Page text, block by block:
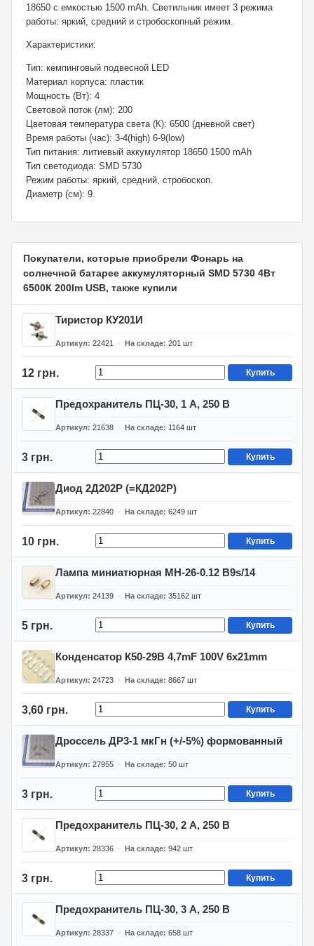
18650 с емкостью 1500 mAh. Светильник имеет 3 режима
работы: яркий, средний и стробоскопный режим.
Характеристики:
Тип: кемпинговый подвесной LED
Материал корпуса: пластик
Мощность (Вт): 4
Световой поток (лм): 200
Цветовая температура света (К): 6500 (дневной свет)
Время работы (час): 3-4(high) 6-9(low)
Тип питания: литиевый аккумулятор 18650 1500 mAh
Тип светодиода: SMD 5730
Режим работы: яркий, средний, стробоскоп.
Диаметр (см): 9.
Покупатели, которые приобрели Фонарь на
солнечной батарее аккумуляторный SMD 5730 4Вт
6500К 200lm USB, также купили
Тиристор КУ201И
Артикул 22421 На складе 201 шт
12 грн. Купить
Предохранитель ПЦ-30, 1 А, 250 В
Артикул 21638 На складе 1164 шт
3 грн. Купить
Диод 2Д202Р (=КД202Р)
Артикул 22840 На складе 6249 шт
10 грн. Купить
Лампа миниатюрная МН-26-0.12 В9s/14
Артикул 24139 На складе 35162 шт
5 грн. Купить
Конденсатор К50-29В 4,7mF 100V 6x21mm
Артикул 24723 На складе 8667 шт
3,60 грн. Купить
Дроссель ДР3-1 мкГн (+/-5%) формованный
Артикул 27955 На складе 50 шт
3 грн. Купить
Предохранитель ПЦ-30, 2 А, 250 В
Артикул 28336 На складе 942 шт
3 грн. Купить
Предохранитель ПЦ-30, 3 А, 250 В
Артикул 28337 На складе 658 шт